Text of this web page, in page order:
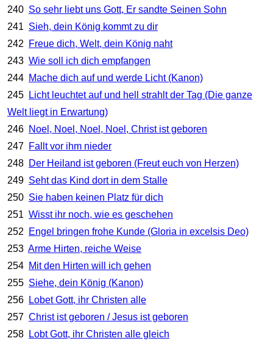
240 So sehr liebt uns Gott, Er sandte Seinen Sohn
241 Sieh, dein König kommt zu dir
242
Freue dich, Welt, dein König naht
243 Wie soll ich dich empfangen
244 Mache dich auf und werde Licht (Kanon)
245
Licht leuchtet auf und hell strahlt der Tag (Die ganze
Welt liegt in Erwartung)
246 Noel, Noel, Noel, Noel, Christ ist geboren
247 Fallt vor ihm nieder
248 Der Heiland ist geboren (Freut euch von Herzen)
249 Seht das Kind dort in dem Stalle
250 Sie haben keinen Platz für dich
251 Wisst ihr noch, wie es geschehen
252
Engel bringen frohe Kunde (Gloria in excelsis Deo)
253 Arme Hirten, reiche Weise
254 Mit den Hirten will ich gehen
255 Siehe, dein König (Kanon)
256
Lobet Gott, ihr Christen alle
257 Christ ist geboren / Jesus ist geboren
258
Lobt Gott, ihr Christen alle gleich